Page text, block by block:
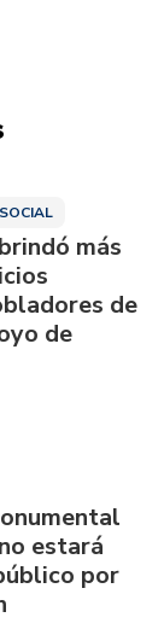
más
de
de
estará
por